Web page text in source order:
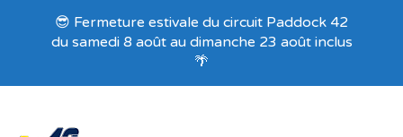
Recevez nos offres exclusives !
😎 Fermeture estivale du circuit Paddock 42
du samedi 8 août au dimanche 23 août inclus
🌴